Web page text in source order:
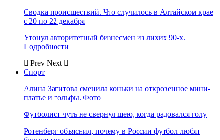
Сводка происшествий. Что случилось в Алтайском крае
с 20 по 22 декабря
Утонул авторитетный бизнесмен из лихих 90-х.
Подробности
Prev Next
Спорт
Алина Загитова сменила коньки на откровенное мини-
платье и гольфы. Фото
Футболист чуть не свернул шею, когда радовался голу
Ротенберг объяснил, почему в России футбол любят